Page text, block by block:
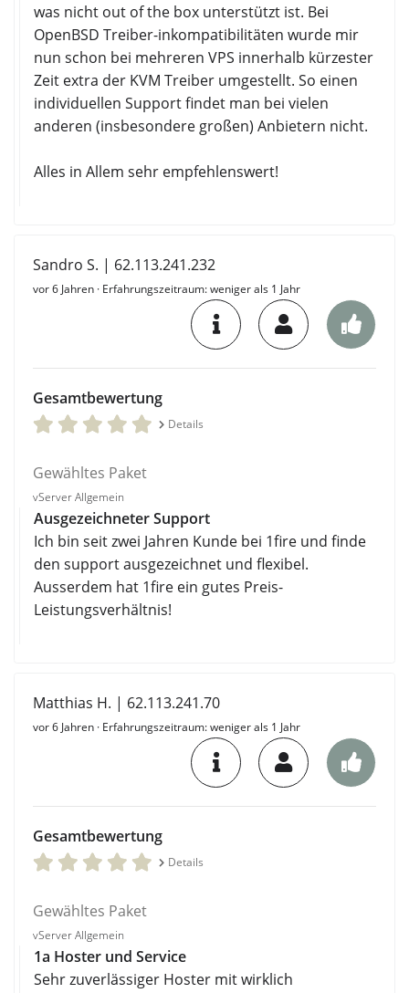
was nicht out of the box unterstützt ist. Bei
OpenBSD Treiber-inkompatibilitäten wurde mir
nun schon bei mehreren VPS innerhalb kürzester
Zeit extra der KVM Treiber umgestellt. So einen
individuellen Support findet man bei vielen
anderen (insbesondere großen) Anbietern nicht.
Alles in Allem sehr empfehlenswert!
Sandro S. | 62.113.241.232
vor 6 Jahren · Erfahrungszeitraum: weniger als 1 Jahr
Gesamtbewertung
Details
Gewähltes Paket
vServer Allgemein
Ausgezeichneter Support
Ich bin seit zwei Jahren Kunde bei 1fire und finde
den support ausgezeichnet und flexibel.
Ausserdem hat 1fire ein gutes Preis-
Leistungsverhältnis!
Matthias H. | 62.113.241.70
vor 6 Jahren · Erfahrungszeitraum: weniger als 1 Jahr
Gesamtbewertung
Details
Gewähltes Paket
vServer Allgemein
1a Hoster und Service
Sehr zuverlässiger Hoster mit wirklich